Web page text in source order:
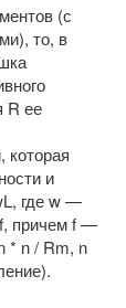
(с
то, в
R ее
и
где w —
причем f —
* n / Rm, n